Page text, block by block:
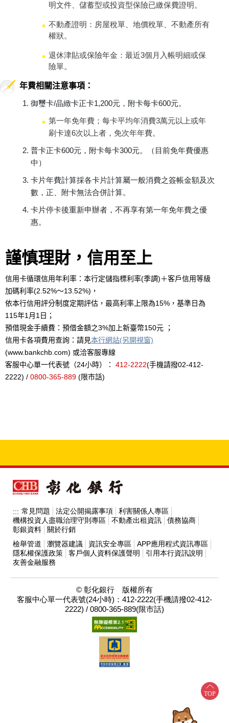
明文件、儲蓄型或投資型保險已繳保費證明。
不動產證明：房屋稅單、地價稅單、不動產所有
權狀。
退休津貼或保險年金：最近3個月入帳明細或保
險單。
年費相關注意事項：
御璽卡/晶緻卡正卡1,200元，附卡每卡600元。
第一年免年費；每卡平均年消費3萬元以上或年
刷卡達6次以上者，免次年年費。
普卡正卡600元，附卡每卡300元。（目前免年費優惠
中）
卡片年費計算採各卡片計算屬一般消費之簽帳金額及次
數，正、附卡無法合併計算。
卡片停卡後重新申辦者，不再享有第一年免年費之優
惠。
謹慎理財，信用至上
信用卡循環信用年利率：本行定儲指標利率(季調)＋客戶信用等級
加碼利率(2.52%～13.52%)，
依本行信用評分制度定期評估，最高利率上限為15%，基準日為
115年1月1日；
預借現金手續費：預借金額之3%加上新臺幣150元 ；
信用卡各項費用查詢：請見本行網站(另開視窗)
(www.bankchb.com) 或洽客服專線
客服中心單一代表號（24小時）：
412-2222(手機請撥02-412-
2222) / 0800-365-889 (限市話)
::: 常見問題 法定公開揭露事項
利害關係人專區
機構投資人盡職治理守則專區
不動產出租資訊
債務協商
彰銀資料
關於行銷
檢舉管道
瀏覽器建議 資訊安全專區
APP應用程式資訊專區
隱私權保護政策
客戶個人資料保護聲明
引用本行資訊說明
友善金融服務
© 彰化銀行 版權所有
客服中心單一代表號(24小時)：412-2222(手機請撥02-412-
2222) / 0800-365-889(限市話)